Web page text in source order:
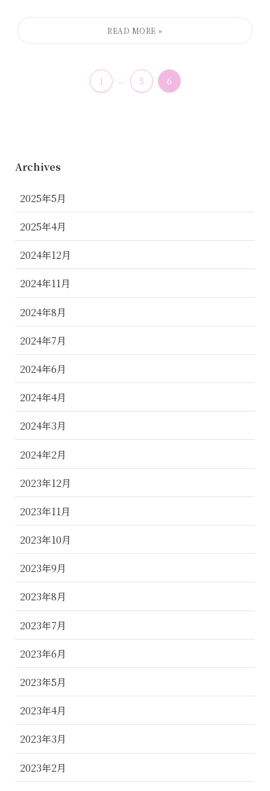
1 ... 5 6
Archives
2025年5月
2025年4月
2024年12月
2024年11月
2024年8月
2024年7月
2024年6月
2024年4月
2024年3月
2024年2月
2023年12月
2023年11月
2023年10月
2023年9月
2023年8月
2023年7月
2023年6月
2023年5月
2023年4月
2023年3月
2023年2月